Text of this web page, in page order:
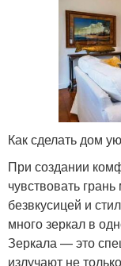
Как сделать дом
При создании
чувствовать
безвкусицей и
много зеркал в
Зеркала — это
излучают не